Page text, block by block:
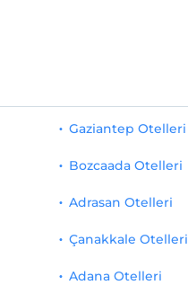
Gaziantep Otelleri
Bozcaada Otelleri
Adrasan Otelleri
Çanakkale Otelleri
Adana Otelleri